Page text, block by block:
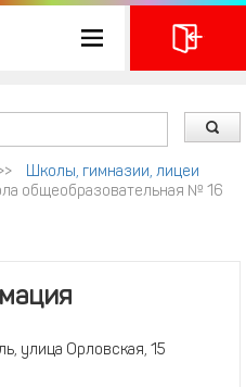
Школы, гимназии, лицеи
общеобразовательная № 16
улица Орловская, 15